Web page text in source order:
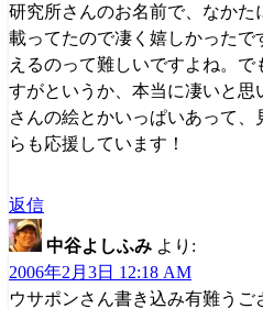
研究所さんのお名前で、なか
載ってたので凄く嬉しかったで
えるのって難しいですよね。
すがというか、本当に凄いと思
さんの絵とかいっぱいあって
らも応援しています！
返信
中谷よしふみ より:
2006年2月3日 12:18 AM
ウサポンさん書き込み有難うご